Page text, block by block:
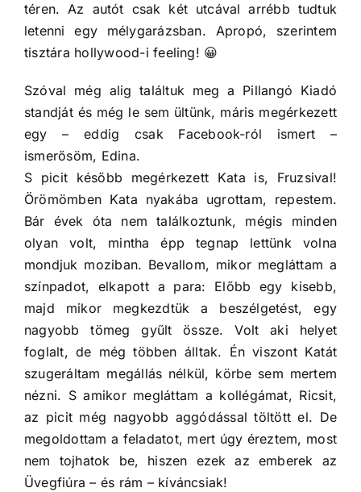
téren. Az autót csak két utcával arrébb tudtuk
letenni egy mélygarázsban. Apropó, szerintem
tisztára hollywood-i feeling! 😀
Szóval még alig találtuk meg a Pillangó Kiadó
standját és még le sem ültünk, máris megérkezett
egy – eddig csak Facebook-ról ismert –
ismerősöm, Edina.
S picit később megérkezett Kata is, Fruzsival!
Örömömben Kata nyakába ugrottam, repestem.
Bár évek óta nem találkoztunk, mégis minden
olyan volt, mintha épp tegnap lettünk volna
mondjuk moziban. Bevallom, mikor megláttam a
színpadot, elkapott a para: Előbb egy kisebb,
majd mikor megkezdtük a beszélgetést, egy
nagyobb tömeg gyűlt össze. Volt aki helyet
foglalt, de még többen álltak. Én viszont Katát
szugeráltam megállás nélkül, körbe sem mertem
nézni. S amikor megláttam a kollégámat, Ricsit,
az picit még nagyobb aggódással töltött el. De
megoldottam a feladatot, mert úgy éreztem, most
nem tojhatok be, hiszen ezek az emberek az
Üvegfiúra – és rám – kíváncsiak!